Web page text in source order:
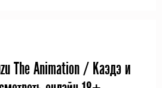
The Animation / Каэдэ и